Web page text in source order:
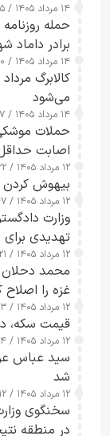
۱۴ مرداد ۱۴۰۵ / ۱۰:۰۵
حمله
برادر داماد
۱۴ مرداد ۱۴۰۵ / ۰۸:۰۰
می‌شود
۱۴ مرداد ۱۴۰۵ / ۰۷:۴۷
حملات
اصابت حداقل ۳۰ موشک بالستیک+
۱۲ مرداد ۱۴۰۵ / ۱۹:۳۲
بیهوش کردن
۱۲ مرداد ۱۴۰۵ / ۱۸:۴۷
تهدیدی
۱۲ مرداد ۱۴۰۵ / ۱۷:۲۱
محمد دحلان
غزه را اصلاح
۱۲ مرداد ۱۴۰۵ / ۱۵:۲۳
قیمت سکه، دلار و طلا
۱۲ مرداد ۱۴۰۵ / ۱۵:۰۴
سید عباس
شد
۱۲ مرداد ۱۴۰۵ / ۱۲:۱۲
سخنگوی
در منطقه